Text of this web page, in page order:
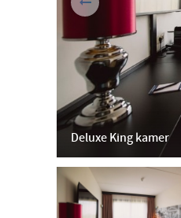
Deluxe King kamer